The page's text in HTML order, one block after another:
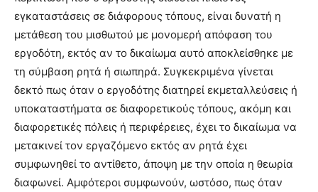
εγκαταστάσεις σε διάφορους τόπους, είναι δυνατή η
μετάθεση του μισθωτού με μονομερή απόφαση του
εργοδότη, εκτός αν το δικαίωμα αυτό αποκλείσθηκε με
τη σύμβαση ρητά ή σιωπηρά. Συγκεκριμένα γίνεται
δεκτό πως όταν ο εργοδότης διατηρεί εκμεταλλεύσεις ή
υποκαταστήματα σε διαφορετικούς τόπους, ακόμη και
διαφορετικές πόλεις ή περιφέρειες, έχει το δικαίωμα να
μετακινεί τον εργαζόμενο εκτός αν ρητά έχει
συμφωνηθεί το αντίθετο, άποψη με την οποία η θεωρία
διαφωνεί. Αμφότεροι συμφωνούν, ωστόσο, πως όταν